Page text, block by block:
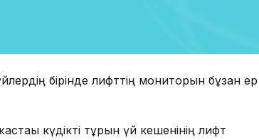
бірінде лифттің мониторын бұзған ер
күдікті тұрғын үй кешенінің лифт